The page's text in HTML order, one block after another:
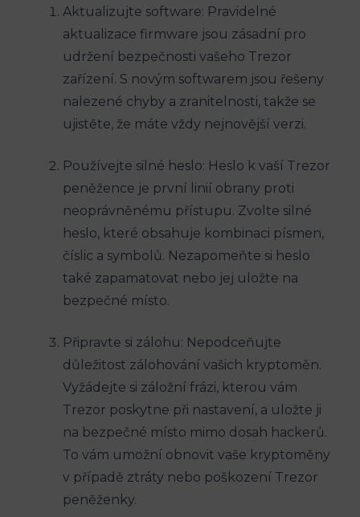
Aktualizujte software: Pravidelné
aktualizace firmware jsou zásadní pro
udržení bezpečnosti vašeho Trezor
zařízení. S novým softwarem jsou řešeny
nalezené chyby a zranitelnosti, takže se
ujistěte, že máte vždy nejnovější verzi.
Používejte silné heslo: Heslo k vaší Trezor
peněžence je první linií obrany proti
neoprávněnému přístupu. Zvolte silné
heslo, které obsahuje kombinaci písmen,
číslic a symbolů. Nezapomeňte si heslo
také zapamatovat nebo jej uložte na
bezpečné místo.
Připravte si zálohu: Nepodceňujte
důležitost zálohování vašich kryptoměn.
Vyžádejte si záložní frázi, kterou vám
Trezor poskytne při nastavení, a uložte ji
na bezpečné místo mimo dosah hackerů.
To vám umožní obnovit vaše kryptoměny
v případě ztráty nebo poškození Trezor
peněženky.